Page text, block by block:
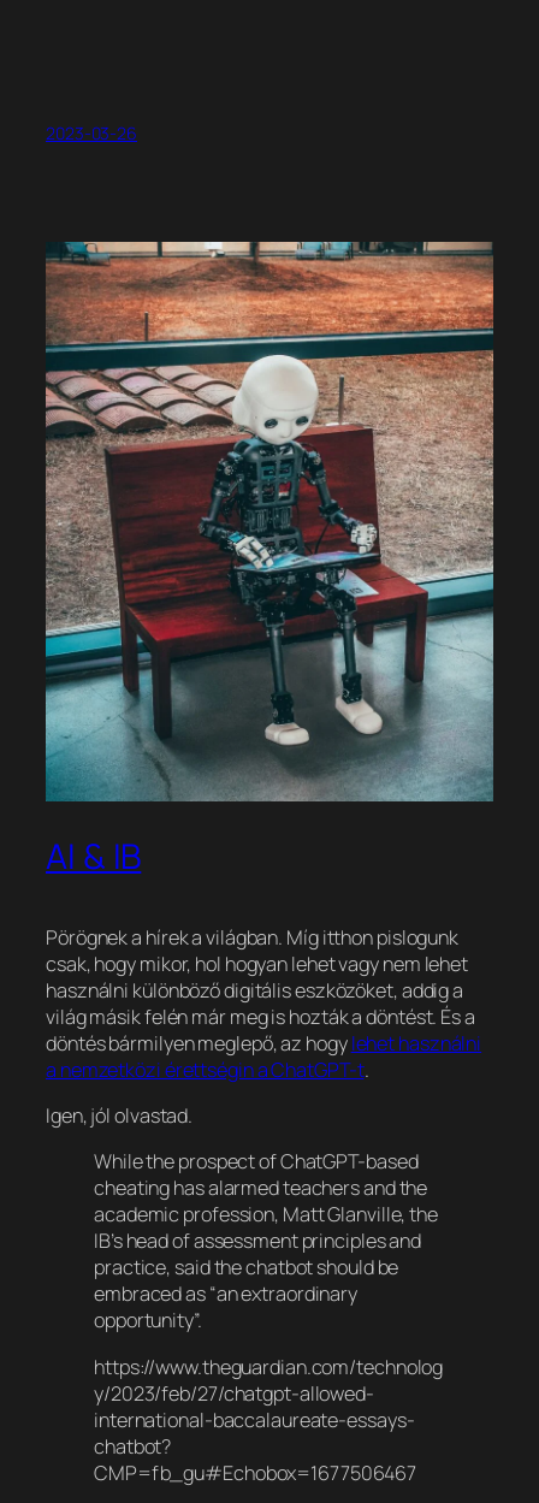
2023-03-26
AI & IB
Pörögnek a hírek a világban. Míg itthon pislogunk
csak, hogy mikor, hol hogyan lehet vagy nem lehet
használni különböző digitális eszközöket, addig a
világ másik felén már meg is hozták a döntést. És a
döntés bármilyen meglepő, az hogylehet használni
a nemzetközi érettségin a ChatGPT-t.
Igen, jól olvastad.
While the prospect of ChatGPT-based
cheating has alarmed teachers and the
academic profession, Matt Glanville, the
IB’s head of assessment principles and
practice, said the chatbot should be
embraced as “an extraordinary
opportunity”.
https://www.theguardian.com/technolog
y/2023/feb/27/chatgpt-allowed-
international-baccalaureate-essays-
chatbot?
CMP=fb_gu#Echobox=1677506467